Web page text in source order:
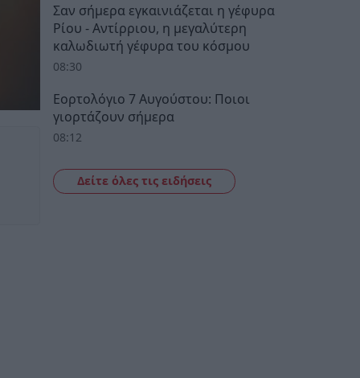
Σαν σήμερα εγκαινιάζεται η γέφυρα
Ρίου - Αντίρριου, η μεγαλύτερη
καλωδιωτή γέφυρα του κόσμου
08:30
Εορτολόγιο 7 Αυγούστου: Ποιοι
γιορτάζουν σήμερα
08:12
Δείτε όλες τις ειδήσεις